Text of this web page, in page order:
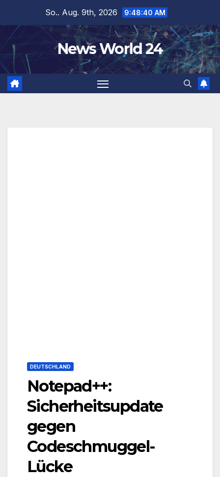
springen
So.. Aug. 9th, 2026 9:48:40 AM
News World 24
DEUTSCHLAND
Notepad++:
Sicherheitsupdate
gegen
Codeschmuggel-
Lücke